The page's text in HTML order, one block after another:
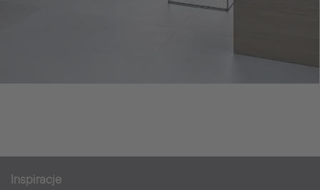
Inspiracje